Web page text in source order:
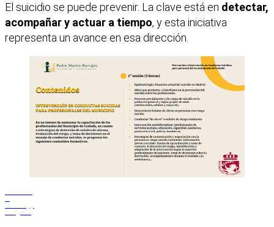
El suicidio se puede prevenir. La clave está en detectar,
acompañar y actuar a tiempo, y esta iniciativa
representa un avance en esa dirección.